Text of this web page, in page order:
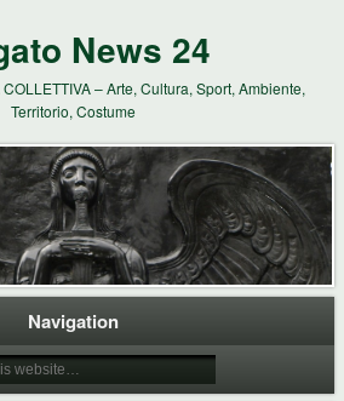
News 24
– Arte, Cultura, Sport, Ambiente,
Territorio, Costume
Navigation